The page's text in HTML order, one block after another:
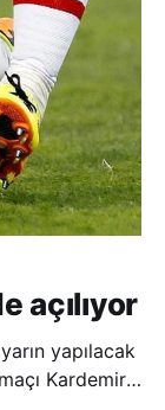
açılıyor
yapılacak
Kardemir